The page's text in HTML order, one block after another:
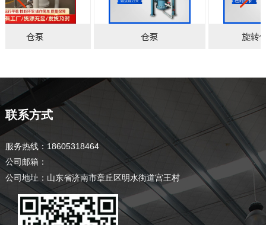
仓泵 仓泵 旋转
联系方式
服务热线：18605318464
公司邮箱：
公司地址：山东省济南市章丘区明水街道宫王村